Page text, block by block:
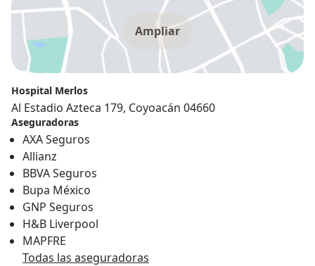
Ampliar
Hospital Merlos
Al Estadio Azteca 179, Coyoacán 04660
Aseguradoras
AXA Seguros
Allianz
BBVA Seguros
Bupa México
GNP Seguros
H&B Liverpool
MAPFRE
Todas las aseguradoras